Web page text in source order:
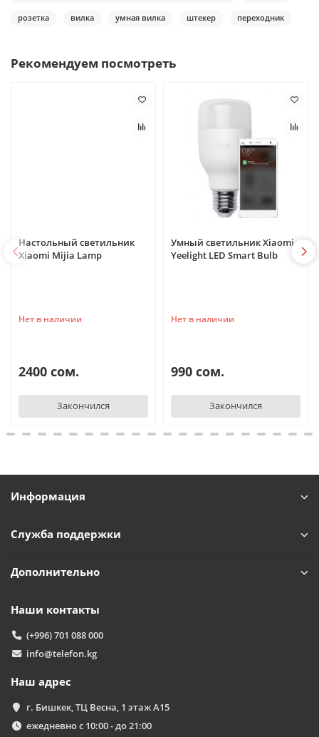
розетка вилка умная вилка штекер переходник
Рекомендуем посмотреть
Настольный светильник
Xiaomi Mijia Lamp
Нет в наличии
2400 сом.
Закончился
Умный светильник Xiaomi
Yeelight LED Smart Bulb
Нет в наличии
990 сом.
Закончился
Информация
Служба поддержки
Дополнительно
Наши контакты
(+996) 701 088 000
info@telefon.kg
Наш адрес
г. Бишкек, ТЦ Весна, 1 этаж А15
ежедневно с 10:00 - до 21:00